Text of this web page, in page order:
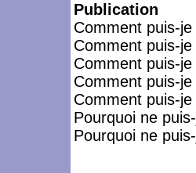
Publication
Comment puis-
Comment puis-
Comment puis-
Comment puis-
Comment puis-
Pourquoi ne
Pourquoi ne